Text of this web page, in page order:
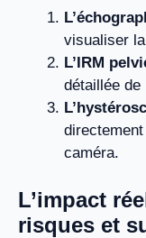
visualiser
L’IRM
détaillée de
directement
caméra.
L’impact
risques et